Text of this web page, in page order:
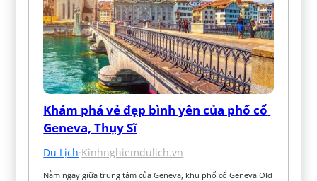
Khám phá vẻ đẹp bình yên của phố cổ
Geneva, Thụy Sĩ
Du Lịch·Kinhnghiemdulich.vn
Nằm ngay giữa trung tâm của Geneva, khu phố cổ Geneva Old